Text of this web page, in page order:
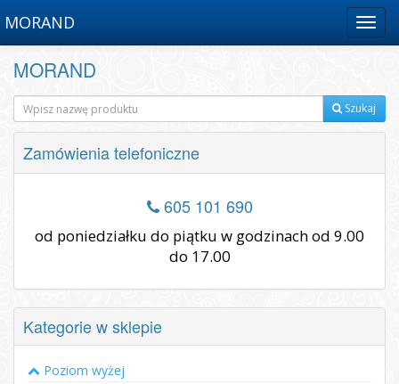
Menu
MORAND
MORAND
Szukaj
Zamówienia telefoniczne
605 101 690
od poniedziałku do piątku w godzinach od 9.00
do 17.00
Kategorie w sklepie
Poziom wyżej